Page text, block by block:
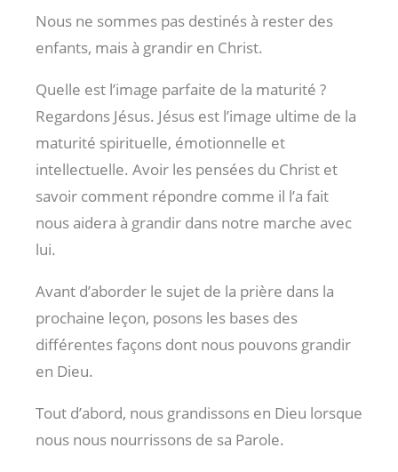
Nous ne sommes pas destinés à rester des
enfants, mais à grandir en Christ.
Quelle est l’image parfaite de la maturité ?
Regardons Jésus. Jésus est l’image ultime de la
maturité spirituelle, émotionnelle et
intellectuelle. Avoir les pensées du Christ et
savoir comment répondre comme il l’a fait
nous aidera à grandir dans notre marche avec
lui.
Avant d’aborder le sujet de la prière dans la
prochaine leçon, posons les bases des
différentes façons dont nous pouvons grandir
en Dieu.
Tout d’abord, nous grandissons en Dieu lorsque
nous nous nourrissons de sa Parole.